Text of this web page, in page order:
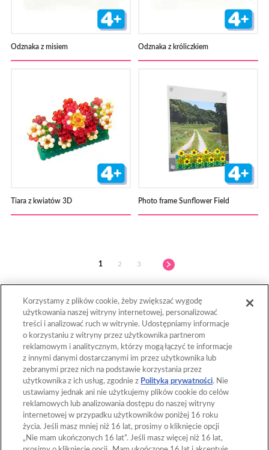
Odznaka z misiem Odznaka z króliczkiem
Tiara z kwiatów 3D Photo frame Sunflower Field
1 2 3
Powrót do góry
Strona główna Katalog
Szablony Co to są Aquabeads?
Filmy Dla rodziców
Korzystamy z plików cookie, żeby zwiększać wygodę
użytkowania naszej witryny internetowej, personalizować
treści i analizować ruch w witrynie. Udostępniamy informacje
o korzystaniu z witryny przez użytkownika partnerom
reklamowym i analitycznym, którzy mogą łączyć te informacje
z innymi danymi dostarczanymi im przez użytkownika lub
zebranymi przez nich na podstawie korzystania przez
użytkownika z ich usług, zgodnie z Polityką prywatności. Nie
ustawiamy jednak ani nie użytkujemy plików cookie do celów
reklamowych lub analizowania dostępu do naszej witryny
internetowej w przypadku użytkowników poniżej 16 roku
życia. Jeśli masz mniej niż 16 lat, prosimy o kliknięcie opcji
„Nie mam ukończonych 16 lat”. Jeśli masz więcej niż 16 lat,